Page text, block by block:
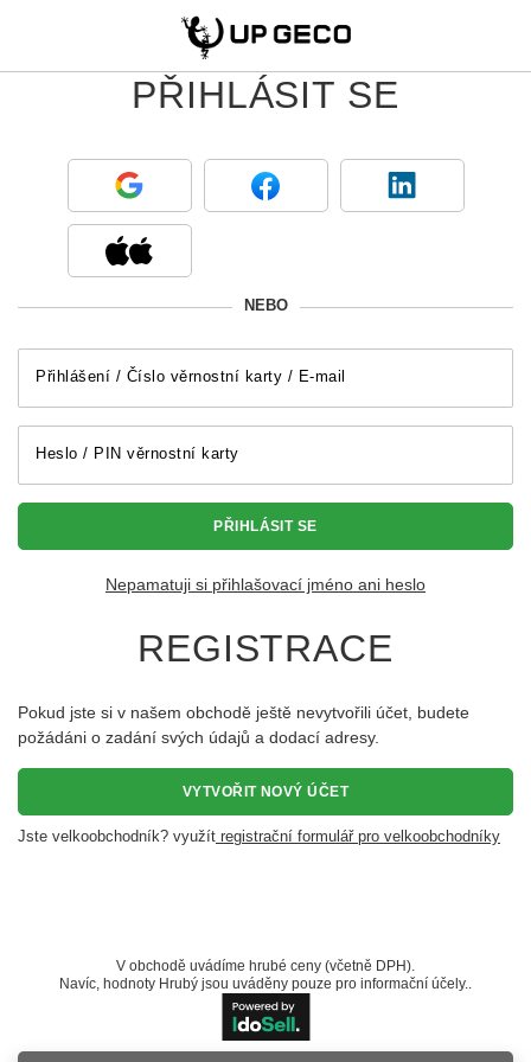
PŘIHLÁSIT SE
NEBO
Přihlášení / Číslo věrnostní karty / E-mail
Heslo / PIN věrnostní karty
PŘIHLÁSIT SE
Nepamatuji si přihlašovací jméno ani heslo
REGISTRACE
Pokud jste si v našem obchodě ještě nevytvořili účet, budete
požádáni o zadání svých údajů a dodací adresy.
VYTVOŘIT NOVÝ ÚČET
Jste velkoobchodník? využít registrační formulář pro velkoobchodníky
V obchodě uvádíme hrubé ceny (včetně DPH).
Navíc, hodnoty Hrubý jsou uváděny pouze pro informační účely..